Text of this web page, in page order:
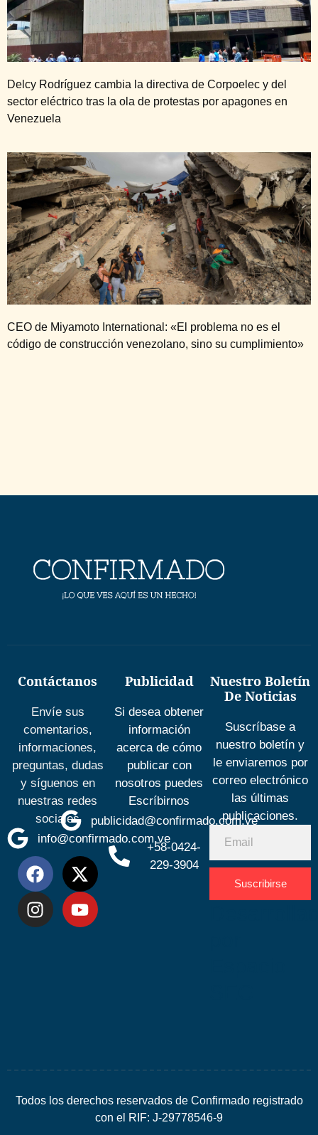
Delcy Rodríguez cambia la directiva de Corpoelec y del
sector eléctrico tras la ola de protestas por apagones en
Venezuela
CEO de Miyamoto International: «El problema no es el
código de construcción venezolano, sino su cumplimiento»
Contáctanos
Envíe sus
comentarios,
informaciones,
preguntas, dudas
y síguenos en
nuestras redes
sociales
info@confirmado.com.ve
Publicidad
Si desea obtener
información
acerca de cómo
publicar con
nosotros puedes
Escríbirnos
publicidad@confirmado.com.ve
+58-0424-
229-3904
Nuestro Boletín
De Noticias
Suscríbase a
nuestro boletín y
le enviaremos por
correo electrónico
las últimas
publicaciones.
Suscribirse
Todos los derechos reservados de Confirmado registrado
con el RIF: J-29778546-9